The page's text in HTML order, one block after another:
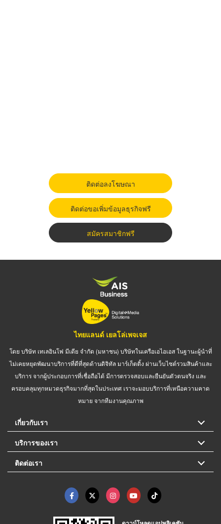
ติดต่อลงโฆษณา
ติดต่อขอเพิ่มข้อมูลธุรกิจฟรี
สมัครสมาชิกฟรี
ไทยแลนด์ เยลโล่เพจเจส
โดย บริษัท เทเลอินโฟ มีเดีย จำกัด (มหาชน) บริษัทในเครือเอไอเอส ในฐานะผู้นำที่
ไม่เคยหยุดพัฒนาบริการที่ดีที่สุดด้านดิจิทัล มาร์เก็ตติ้ง ผ่านเว็บไซต์รวมสินค้าและ
บริการ จากผู้ประกอบการที่เชื่อถือได้ มีการตรวจสอบและยืนยันตัวตนจริง และ
ครอบคลุมทุกหมวดธุรกิจมากที่สุดในประเทศ เราจะมอบบริการที่เหนือความคาด
หมาย จากทีมงานคุณภาพ
เกี่ยวกับเรา
บริการของเรา
ติดต่อเรา